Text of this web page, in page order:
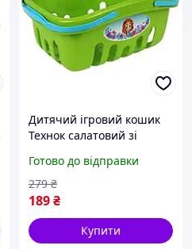
Дитячий ігровий кошик
Технок салатовий зі
захопливої гри в магазин
продуктів
Готово до відправки
189₴
279 ₴
Купити